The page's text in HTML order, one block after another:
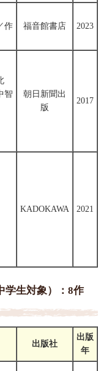
作 福音館書店 2023
智
朝日新聞出
版
2017
KADOKAWA 2021
学生対象）：8作
出版社
出版
年